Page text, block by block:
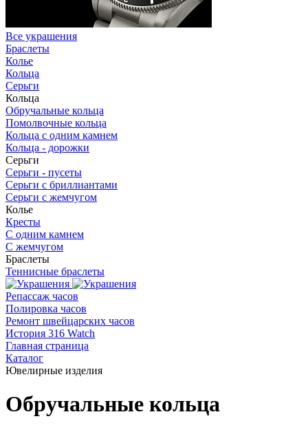
Все украшения
Браслеты
Колье
Кольца
Серьги
Кольца
Обручальные кольца
Помолвочные кольца
Кольца c одним камнем
Кольца - дорожки
Серьги
Серьги - пусеты
Серьги с бриллиантами
Серьги с жемчугом
Колье
Кресты
С одним камнем
С жемчугом
Браслеты
Теннисные браслеты
Репассаж часов
Полировка часов
Ремонт швейцарских часов
История 316 Watch
Главная страница
Каталог
Ювелирные изделия
Обручальные кольца